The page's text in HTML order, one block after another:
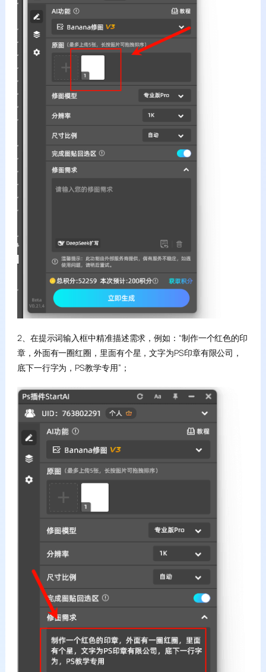
2、在提示词输入框中精准描述需求，例如：“制作一个红色的印
章，外面有一圈红圈，里面有个星，文字为PS印章有限公司，
底下一行字为，PS教学专用”；